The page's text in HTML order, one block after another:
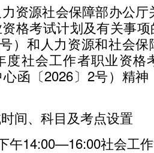
源社会保障部办公厅
格考试计划及有关事
）和人力资源和社会
度社会工作者职业资
函〔2026〕2号）精
、科目及考点设置
14:00—16:00社会工作